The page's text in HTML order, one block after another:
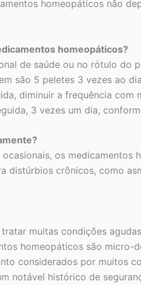
homeopáticos não
homeopáticos?
de saúde ou no rótulo
são 5 peletes 3 vezes ao
diminuir a frequência
3 vezes um dia,
os
distúrbios crônicos, como
muitas condições
homeopáticos são
considerados por muitos
notável histórico de